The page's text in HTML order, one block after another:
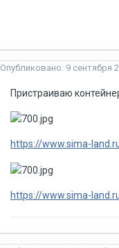
Опубликовано: 9 сентября
Пристраиваю
https://www.sima-
https://www.sima-